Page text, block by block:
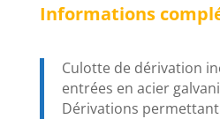
Informations
Culotte de dérivation
entrées en acier
Dérivations